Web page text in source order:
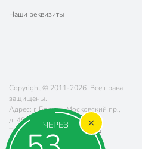
ЧЕРЕЗ
Наши реквизиты
Copyright © 2011-2026. Все права
защищены.
Адрес: г. Брянск, Московский пр.,
д. 49
Телефон:
8 (800) 770-77-06
Почта:sales@poryadok.ru